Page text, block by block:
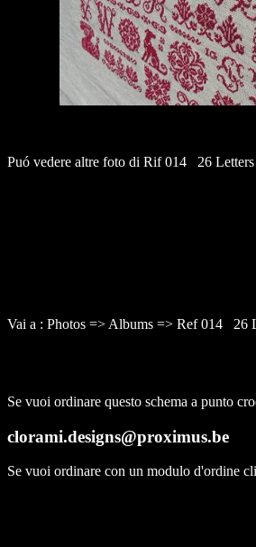
Puó vedere altre foto di Rif 014 26 Letters
Vai a : Photos => Albums => Ref 014 26
Se vuoi ordinare questo schema a punto
clorami.designs@proximus.be
Se vuoi ordinare con un modulo d'ordine